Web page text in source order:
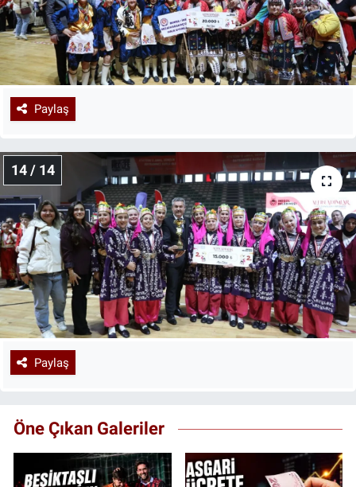
Paylaş
14 / 14
Paylaş
Öne Çıkan Galeriler